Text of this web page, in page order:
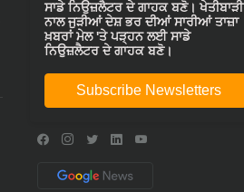
ਸਾਡੇ ਨਿਉਜ਼ਲੈਟਰ ਦੇ ਗਾਹਕ ਬਣੋ। ਖੇਤੀਬਾੜੀ
ਨਾਲ ਜੁੜੀਆਂ ਦੇਸ਼ ਭਰ ਦੀਆਂ ਸਾਰੀਆਂ ਤਾਜ਼ਾ
ਖ਼ਬਰਾਂ ਮੇਲ 'ਤੇ ਪੜ੍ਹਨ ਲਈ ਸਾਡੇ
ਨਿਉਜ਼ਲੈਟਰ ਦੇ ਗਾਹਕ ਬਣੋ।
Subscribe Newsletters